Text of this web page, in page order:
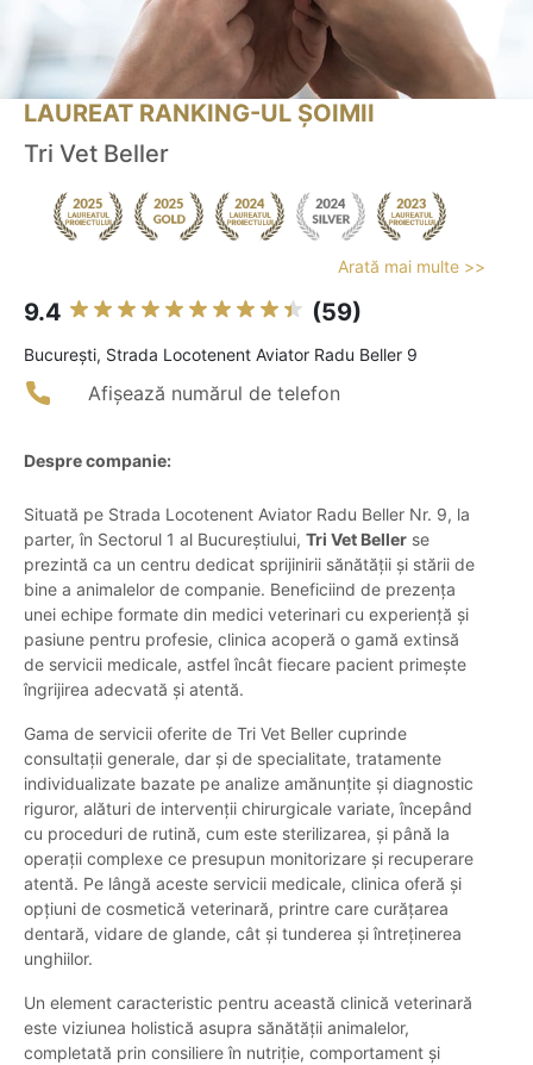
LAUREAT RANKING-UL ȘOIMII
Tri Vet Beller
Arată mai multe >>
9.4 (59)
Bucureşti, Strada Locotenent Aviator Radu Beller 9
Afișează numărul de telefon
Despre companie:
Situată pe Strada Locotenent Aviator Radu Beller Nr. 9, la
parter, în Sectorul 1 al Bucureștiului, Tri Vet Beller se
prezintă ca un centru dedicat sprijinirii sănătății și stării de
bine a animalelor de companie. Beneficiind de prezența
unei echipe formate din medici veterinari cu experiență și
pasiune pentru profesie, clinica acoperă o gamă extinsă
de servicii medicale, astfel încât fiecare pacient primește
îngrijirea adecvată și atentă.
Gama de servicii oferite de Tri Vet Beller cuprinde
consultații generale, dar și de specialitate, tratamente
individualizate bazate pe analize amănunțite și diagnostic
riguror, alături de intervenții chirurgicale variate, începând
cu proceduri de rutină, cum este sterilizarea, și până la
operații complexe ce presupun monitorizare și recuperare
atentă. Pe lângă aceste servicii medicale, clinica oferă și
opțiuni de cosmetică veterinară, printre care curățarea
dentară, vidare de glande, cât și tunderea și întreținerea
unghiilor.
Un element caracteristic pentru această clinică veterinară
este viziunea holistică asupra sănătății animalelor,
completată prin consiliere în nutriție, comportament și